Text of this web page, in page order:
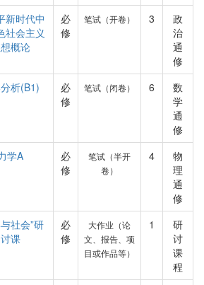
新时代中
社会主义
概论
必
修
笔试（开卷） 3
政
治
通
修
析(B1)
必
修
笔试（闭卷） 6
数
学
通
修
学A
必
修
笔试（半开
卷）
4
物
理
通
修
社会”研
讨课
必
修
大作业（论
文、报告、项
目或作品等）
1
研
讨
课
程